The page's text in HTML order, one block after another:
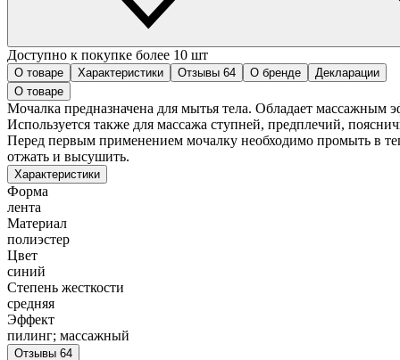
Доступно к покупке более 10 шт
О товаре Характеристики Отзывы 64 О бренде
Декларации
О товаре
Мочалка предназначена для мытья тела. Обладает
Используется также для массажа ступней, предплечий,
Перед первым применением мочалку необходимо промыть в
отжать и высушить.
Характеристики
Форма
лента
Материал
полиэстер
Цвет
синий
Степень жесткости
средняя
Эффект
пилинг; массажный
Отзывы 64